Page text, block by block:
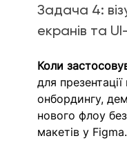
Задача 4:
екранів та
Коли
для презентації
онбордингу,
нового флоу
макетів у Figma.